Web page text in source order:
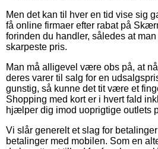
Men det kan til hver en tid vise sig
få online firmaer efter rabat på
forinden du handler, således at
skarpeste pris.
Man må alligevel være obs på, at
deres varer til salg for en
gunstig, så kunne det tit være et
Shopping med kort er i hvert fald
hjælper dig imod uoprigtige outlets
Vi slår generelt et slag for
betalinger med mobilen. Som en